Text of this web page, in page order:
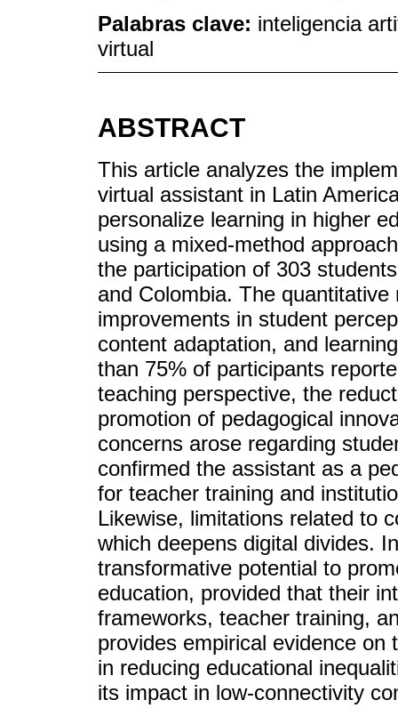
Palabras clave: inteligencia
virtual
ABSTRACT
This article analyzes the
virtual assistant in Latin
personalize learning in higher
using a mixed-method
the participation of 303
and Colombia. The
improvements in student
content adaptation, and
than 75% of participants
teaching perspective, the
promotion of pedagogical
concerns arose regarding
confirmed the assistant as a
for teacher training and
Likewise, limitations related to
which deepens digital divides.
transformative potential to
education, provided that their
frameworks, teacher training,
provides empirical evidence on
in reducing educational
its impact in low-connectivity